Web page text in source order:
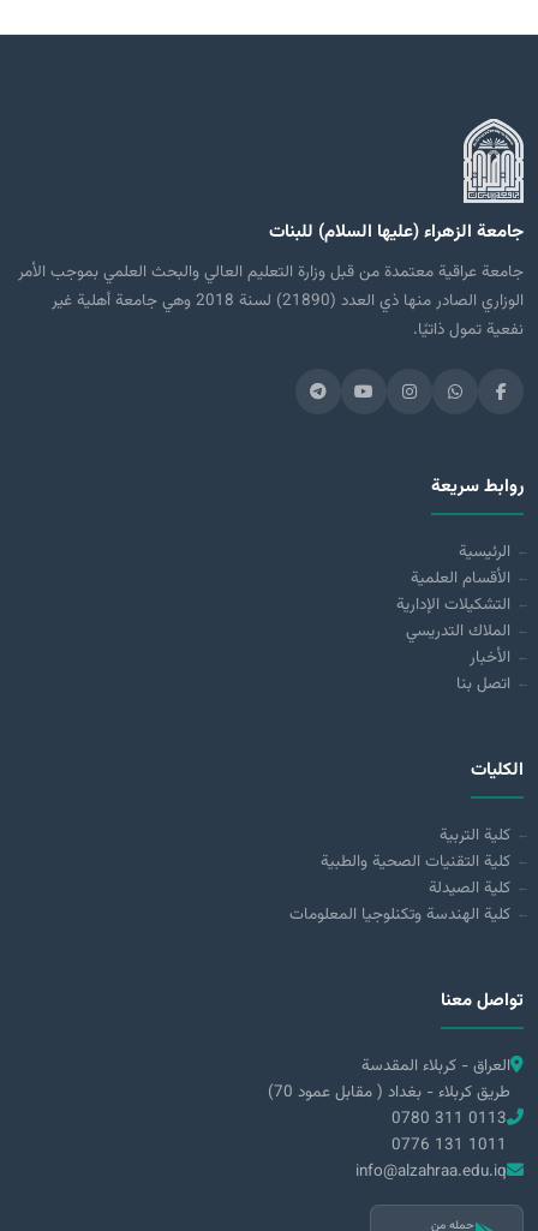
جامعة الزهراء (عليها السلام) للبنات
جامعة عراقية معتمدة من قبل وزارة التعليم العالي والبحث العلمي بموجب الأمر
الوزاري الصادر منها ذي العدد (21890) لسنة 2018 وهي جامعة أهلية غير
نفعية تمول ذاتيًا.
روابط سريعة
الرئيسية
الأقسام العلمية
التشكيلات الإدارية
الملاك التدريسي
الأخبار
اتصل بنا
الكليات
كلية التربية
كلية التقنيات الصحية والطبية
كلية الصيدلة
كلية الهندسة وتكنلوجيا المعلومات
تواصل معنا
العراق - كربلاء المقدسة
طريق كربلاء - بغداد ( مقابل عمود 70)
0780 311 0113
0776 131 1011
info@alzahraa.edu.iq
حمله من